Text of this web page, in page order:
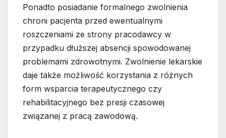
Ponadto posiadanie formalnego zwolnienia
chroni pacjenta przed ewentualnymi
roszczeniami ze strony pracodawcy w
przypadku dłuższej absencji spowodowanej
problemami zdrowotnymi. Zwolnienie lekarskie
daje także możliwość korzystania z różnych
form wsparcia terapeutycznego czy
rehabilitacyjnego bez presji czasowej
związanej z pracą zawodową.